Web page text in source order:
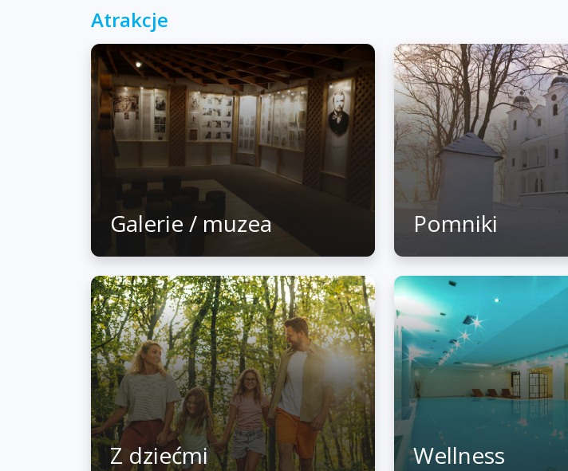
Atrakcje
Galerie / muzea Pomniki
Z dziećmi Wellness